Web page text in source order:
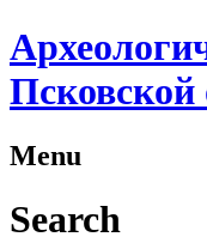
Псковской
Menu
Search